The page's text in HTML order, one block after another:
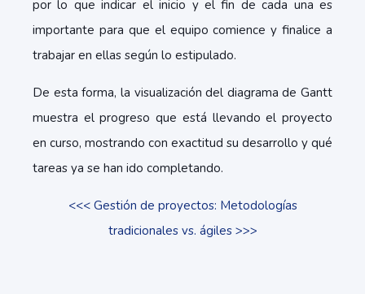
por lo que indicar el inicio y el fin de cada una es
importante para que el equipo comience y finalice a
trabajar en ellas según lo estipulado.
De esta forma, la visualización del diagrama de Gantt
muestra el progreso que está llevando el proyecto
en curso, mostrando con exactitud su desarrollo y qué
tareas ya se han ido completando.
<<< Gestión de proyectos: Metodologías
tradicionales vs. ágiles >>>